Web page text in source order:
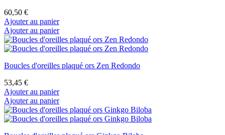
60,50 €
Ajouter au panier
Ajouter au panier
Boucles d'oreilles plaqué ors Zen Redondo
53,45 €
Ajouter au panier
Ajouter au panier